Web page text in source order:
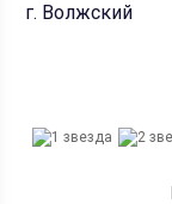
г. Волжский